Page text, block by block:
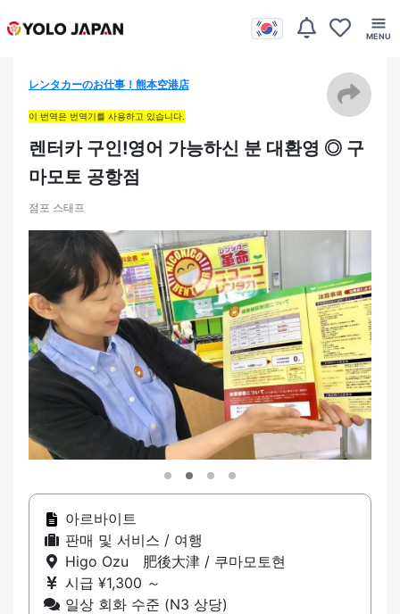
レンタカーのお仕事！熊本空港店
이 번역은 번역기를 사용하고 있습니다.
렌터카 구인!영어 가능하신 분 대환영 ◎ 구
마모토 공항점
점포 스태프
아르바이트
판매 및 서비스 / 여행
Higo Ozu 肥後大津 / 쿠마모토현
시급 ¥1,300 ～
일상 회화 수준 (N3 상당)